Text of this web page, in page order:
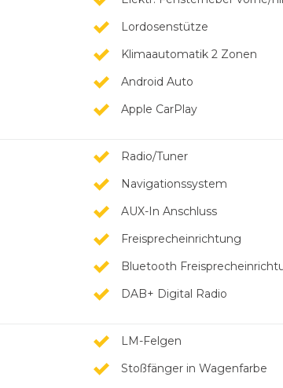
Lordosenstütze
Klimaautomatik 2 Zonen
Android Auto
Apple CarPlay
Radio/Tuner
Navigationssystem
AUX-In Anschluss
Freisprecheinrichtung
Bluetooth
DAB+ Digital Radio
LM-Felgen
Stoßfänger in Wagenfarbe